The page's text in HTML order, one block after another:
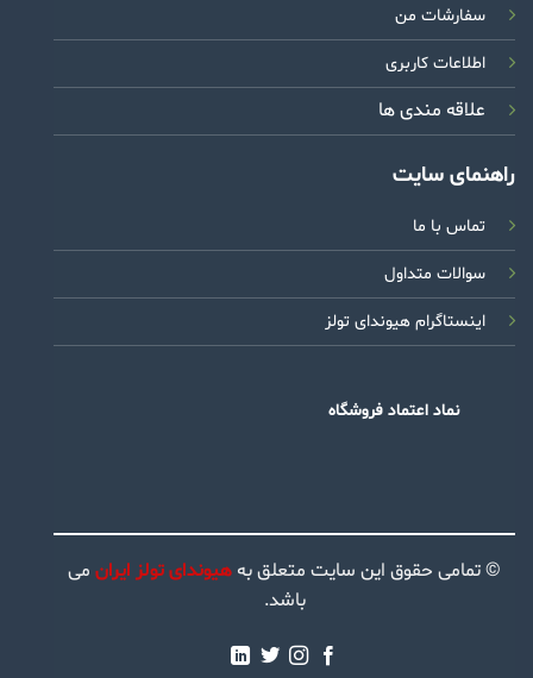
سفارشات من
اطلاعات کاربری
علاقه مندی ها
راهنمای سایت
تماس با ما
سوالات متداول
اینستاگرام هیوندای تولز
نماد اعتماد فروشگاه
© تمامی حقوق این سایت متعلق به هیوندای تولز ایران می
باشد.